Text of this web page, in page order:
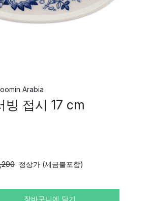
Arabia
빙 접시 17 cm
정상가 (세금불포함)
장바구니에 담기